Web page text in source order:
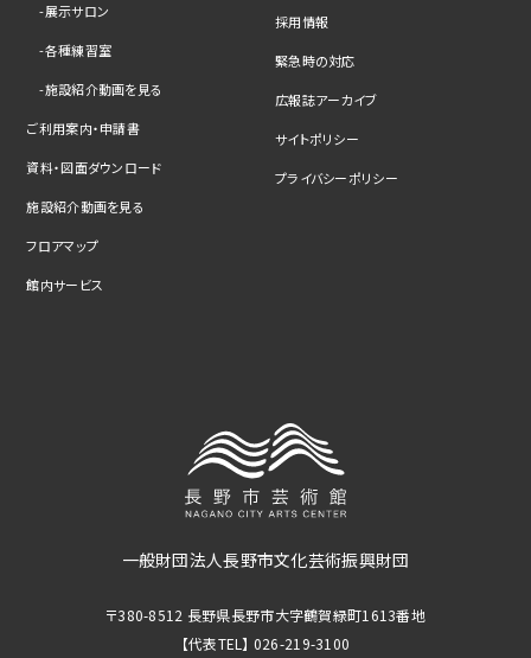
展示サロン
各種練習室
施設紹介動画を見る
ご利用案内・申請書
資料・図面ダウンロード
施設紹介動画を見る
フロアマップ
館内サービス
採用情報
緊急時の対応
広報誌アーカイブ
サイトポリシー
プライバシーポリシー
一般財団法人長野市文化芸術振興財団
〒380-8512 長野県長野市大字鶴賀緑町1613番地
【代表TEL】 026-219-3100